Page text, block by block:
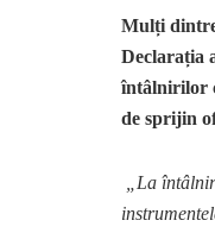
Mulți dintre
Declarația
întâlnirilor
de sprijin
„La